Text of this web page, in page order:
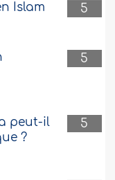
5
Islam
5
5
peut-il
?